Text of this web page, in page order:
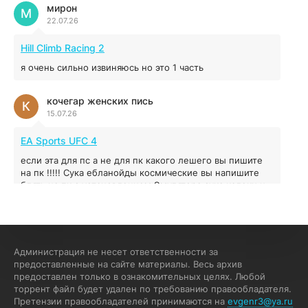
Red Chaos - The Strict Order
5.43 ГБ
Prey
16.95 ГБ
мирон
22.07.26
М
Hill Climb Racing 2
я очень сильно извиняюсь но это 1 часть
кочегар женских пись
15.07.26
К
EA Sports UFC 4
если эта для пс а не для пк какого лешего вы пишите
на пк !!!!! Сука ебланойды космические вы напишите
блять на пк с установлением Эмулятора сука калеки на
F
My Summer Car
Раменбет — место, где азарт подаётся «аль денте», где
каждый спин — как идеальная лапша. Подача —
быстро, горячо и честно — попробуйте сами:
Администрация не несет ответственности за
предоставленные на сайте материалы. Весь архив
предоставлен только в ознакомительных целях. Любой
торрент файл будет удален по требованию правообладателя.
Претензии правообладателей принимаются на evgenr3@ya.ru